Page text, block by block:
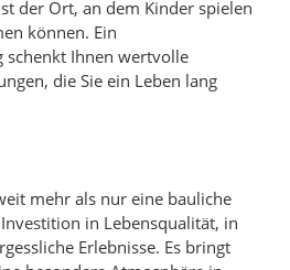
der Ort, an dem Kinder spielen
können. Ein
schenkt Ihnen wertvolle
die Sie ein Leben lang
mehr als nur eine bauliche
in Lebensqualität, in
Erlebnisse. Es bringt